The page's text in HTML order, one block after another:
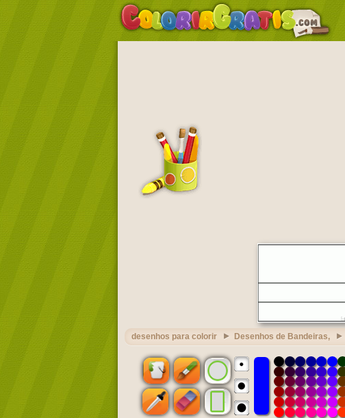
desenhos para colorir Desenhos de Bandeiras,